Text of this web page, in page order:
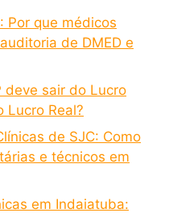
Por que médicos
de DMED e
deve sair do Lucro
Lucro Real?
de SJC: Como
e técnicos em
em Indaiatuba: